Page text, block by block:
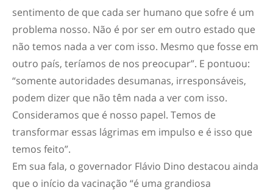
sentimento de que cada ser humano que sofre é um
problema nosso. Não é por ser em outro estado que
não temos nada a ver com isso. Mesmo que fosse em
outro país, teríamos de nos preocupar”. E pontuou:
“somente autoridades desumanas, irresponsáveis,
podem dizer que não têm nada a ver com isso.
Consideramos que é nosso papel. Temos de
transformar essas lágrimas em impulso e é isso que
temos feito”.
Em sua fala, o governador Flávio Dino destacou ainda
que o início da vacinação “é uma grandiosa